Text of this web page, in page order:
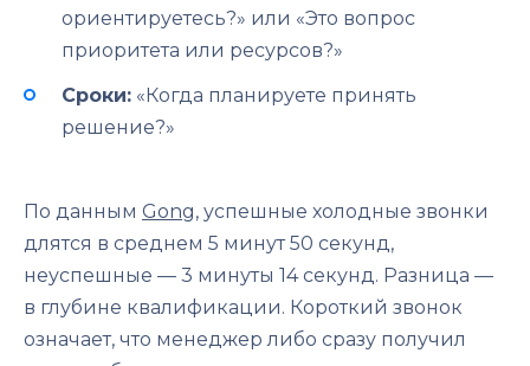
ориентируетесь?» или «Это вопрос
приоритета или ресурсов?»
Сроки: «Когда планируете принять
решение?»
По данным Gong, успешные холодные звонки
длятся в среднем 5 минут 50 секунд,
неуспешные — 3 минуты 14 секунд. Разница —
в глубине квалификации. Короткий звонок
означает, что менеджер либо сразу получил